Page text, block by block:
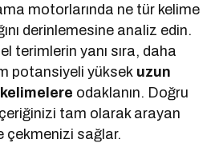
motorlarında ne tür kelime
derinlemesine analiz edin.
terimlerin yanı sıra, daha
potansiyeli yüksek uzun
odaklanın. Doğru
tam olarak arayan
çekmenizi sağlar.